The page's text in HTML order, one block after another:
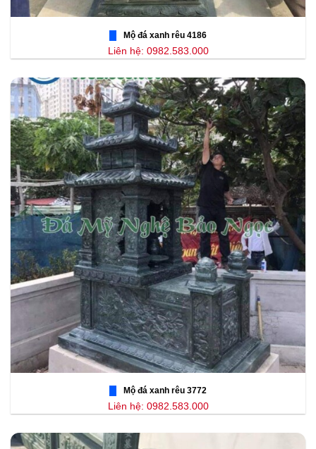
Mộ đá xanh rêu 4186
Liên hệ: 0982.583.000
Mộ đá xanh rêu 3772
Liên hệ: 0982.583.000